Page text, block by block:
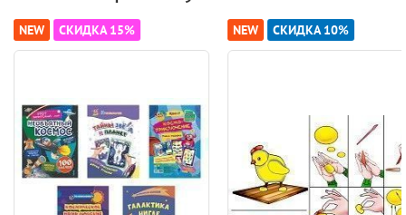
NEW СКИДКА 15% NEW СКИДКА 10%